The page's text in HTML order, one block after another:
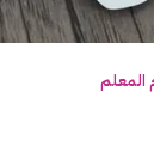
المعلم